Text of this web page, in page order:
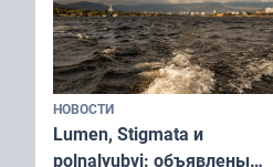
НОВОСТИ
Lumen, Stigmata и
polnalyubvi: объявлены